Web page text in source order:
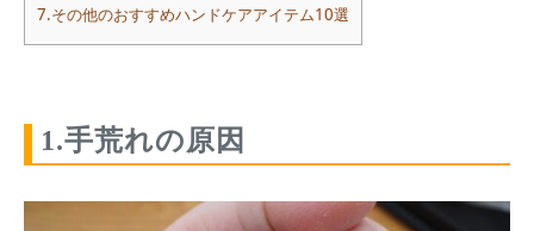
7.その他のおすすめハンドケアアイテム10選
1.手荒れの原因